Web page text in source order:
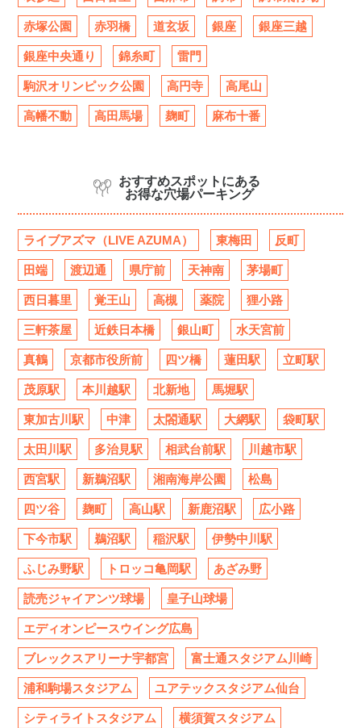
赤塚公園 赤羽橋 道玄坂 銀座 銀座三越
銀座中央通り 錦糸町 雷門
駒沢オリンピック公園 高円寺 高尾山
高幡不動 高田馬場 麹町 麻布十番
おすすめスポットにある
お得な穴場パーキング
ライブアズマ（LIVE AZUMA） 東梅田 反町
田端 渡辺通 県庁前 天神南 茅場町
西日暮里 覚王山 高槻 薬院 狸小路
三軒茶屋 近鉄日本橋 銀山町 水天宮前
真鶴 京都市役所前 四ツ橋 蓮田駅 立町駅
茂原駅 本川越駅 北新地 馬堀駅
東加古川駅 中津 太閤通駅 大網駅 袋町駅
太田川駅 多治見駅 相武台前駅 川越市駅
西宮駅 新鵜沼駅 湘南海岸公園 松島
四ツ谷 麹町 高山駅 新鹿沼駅 広小路
下今市駅 鵜沼駅 稲沢駅 伊勢中川駅
ふじみ野駅 トロッコ亀岡駅 あざみ野
読売ジャイアンツ球場 皇子山球場
エディオンピースウイング広島
ブレックスアリーナ宇都宮 富士通スタジアム川崎
浦和駒場スタジアム ユアテックスタジアム仙台
シティライトスタジアム 横須賀スタジアム